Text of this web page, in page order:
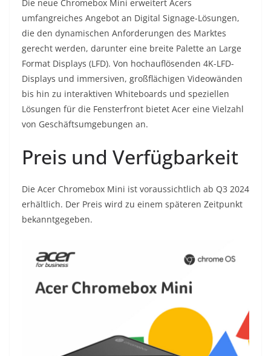
Die neue Chromebox Mini erweitert Acers
umfangreiches Angebot an Digital Signage-Lösungen,
die den dynamischen Anforderungen des Marktes
gerecht werden, darunter eine breite Palette an Large
Format Displays (LFD). Von hochauflösenden 4K-LFD-
Displays und immersiven, großflächigen Videowänden
bis hin zu interaktiven Whiteboards und speziellen
Lösungen für die Fensterfront bietet Acer eine Vielzahl
von Geschäftsumgebungen an.
Preis und Verfügbarkeit
Die Acer Chromebox Mini ist voraussichtlich ab Q3 2024
erhältlich. Der Preis wird zu einem späteren Zeitpunkt
bekanntgegeben.